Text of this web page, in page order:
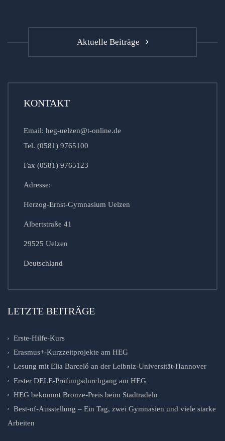
Aktuelle Beiträge
KONTAKT
Email: heg-uelzen@t-online.de
Tel. (0581) 9765100
Fax (0581) 9765123
Adresse:
Herzog-Ernst-Gymnasium Uelzen
Albertstraße 41
29525 Uelzen
Deutschland
LETZTE BEITRÄGE
Erste-Hilfe-Kurs
Erasmus+-Kurzzeitprojekte am HEG
Lesung mit Elia Barceló an der Leibniz-Universität-Hannover
Erster DELE-Prüfungsdurchgang am HEG
HEG bekommt Bronze-Preis beim Stadtradeln
Best-of-Ausstellung – Ein Tag, zwei Gymnasien und viele starke
Arbeiten